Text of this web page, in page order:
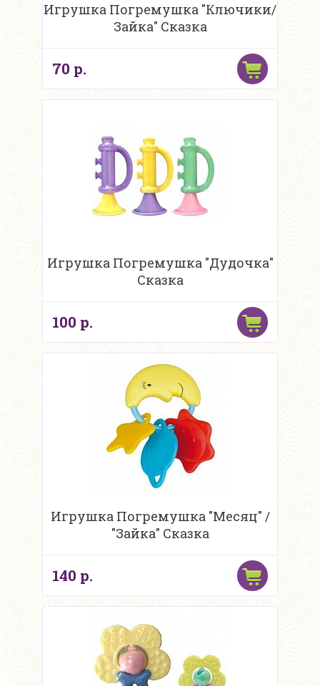
Игрушка Погремушка "Ключики/
Зайка" Сказка
70 р.
Игрушка Погремушка "Дудочка"
Сказка
100 р.
Игрушка Погремушка "Месяц" /
"Зайка" Сказка
140 р.